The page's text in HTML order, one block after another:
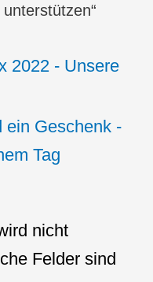
2022 - Unsere
ein Geschenk -
Tag
nicht
Felder sind